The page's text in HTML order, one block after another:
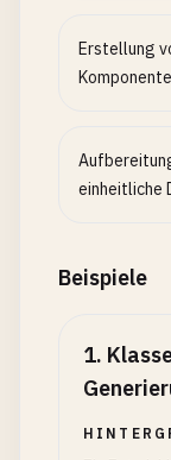
Erstellung
einheitliche
Beispiele
1.